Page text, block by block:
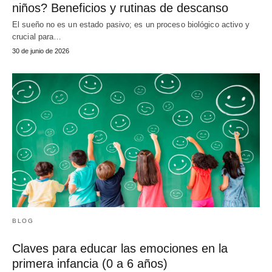
niños? Beneficios y rutinas de descanso
El sueño no es un estado pasivo; es un proceso biológico activo y
crucial para…
30 de junio de 2026
BLOG
Claves para educar las emociones en la
primera infancia (0 a 6 años)